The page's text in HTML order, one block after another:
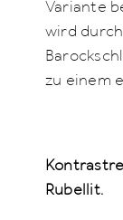
Variante
wird
zu einem
Rubellit.